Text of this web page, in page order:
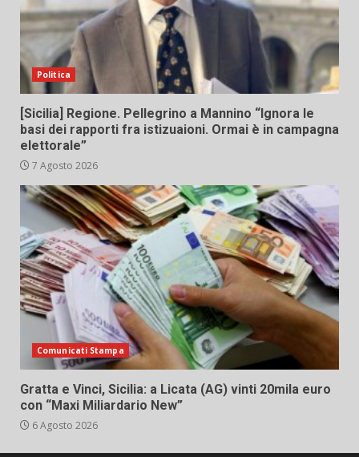
Politica
[Sicilia] Regione. Pellegrino a Mannino “Ignora le
basi dei rapporti fra istizuaioni. Ormai è in campagna
elettorale”
7 Agosto 2026
Comunicati Stampa
Gratta e Vinci, Sicilia: a Licata (AG) vinti 20mila euro
con “Maxi Miliardario New”
6 Agosto 2026